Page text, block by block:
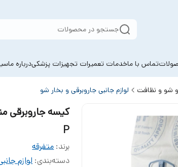
جستجو در محصولات
تماس با ماخدمات تعمیرات تجهیزات پزشکیدرباره ما
شو و نظافت لوازم جانبی جاروبرقی و بخار شو
کیسه جاروبرقی
P
برند: متفرقه
دسته‌بندی:لوازم